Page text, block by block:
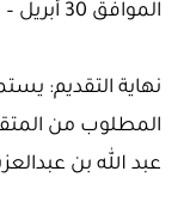
الموافق 30 أبريل – نيسان (4) 2023 ميلادي
نهاية التقديم:
المطلوب من
عبد الله بن